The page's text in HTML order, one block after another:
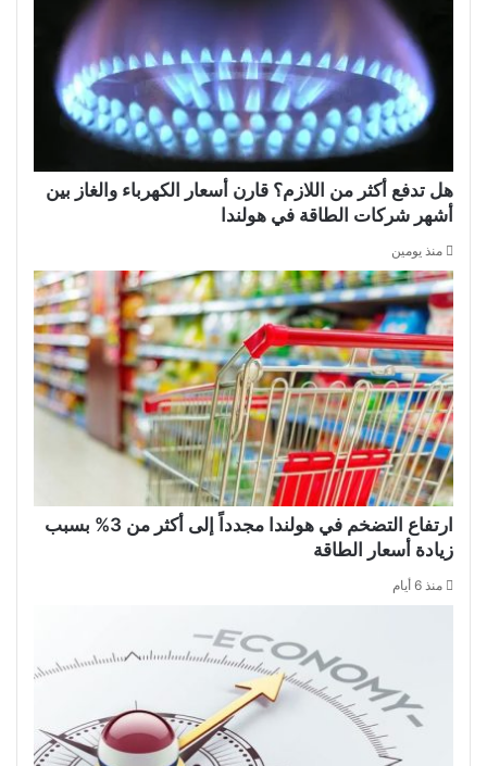
هل تدفع أكثر من اللازم؟ قارن أسعار الكهرباء والغاز بين
أشهر شركات الطاقة في هولندا
منذ يومين
ارتفاع التضخم في هولندا مجدداً إلى أكثر من 3% بسبب
زيادة أسعار الطاقة
منذ 6 أيام